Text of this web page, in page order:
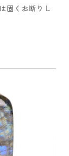
固くお断りし